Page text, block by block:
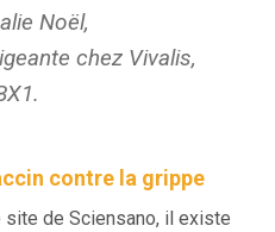
Noël,
chez Vivalis,
contre la grippe
de Sciensano, il existe